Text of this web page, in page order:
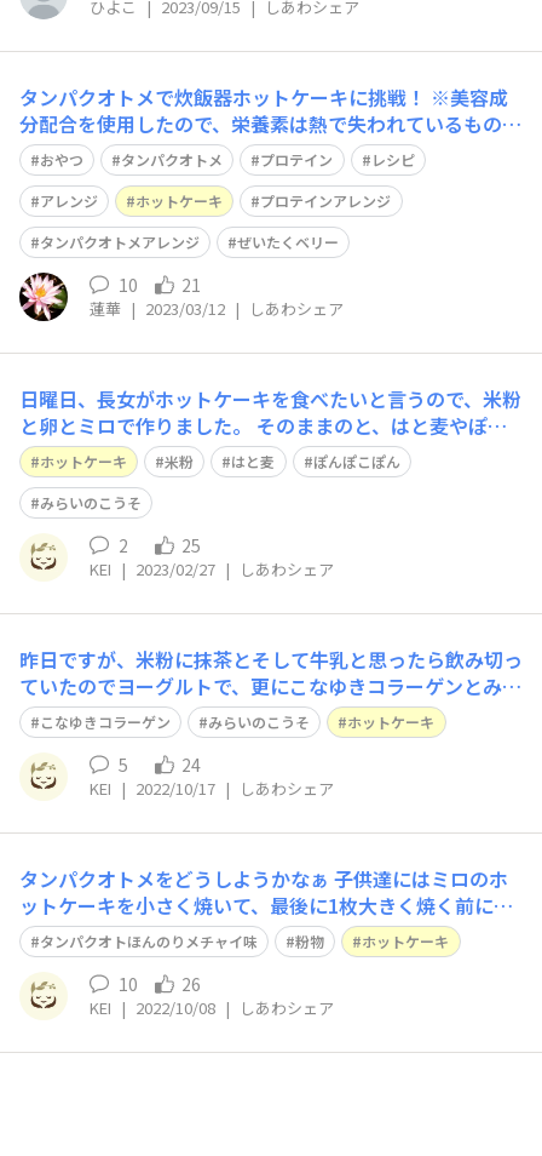
ひよこ | 2023/09/15 | しあわシェア
タンパクオトメで炊飯器ホットケーキに挑戦！ ※美容成
分配合を使用したので、栄養素は熱で失われているものも
ありますので参考にはならないかも 材料（3合炊き） ☆
ホットケーキ ・タンパクオトメ 15g （今回はぜいたく
ベリー使用） ・ホットケーキミックス 150g ・牛乳 10
0ml ・卵 1個
おやつ タンパクオトメ プロテイン
レシピ
アレンジ
ホットケーキ
プロテインアレンジ
タンパクオトメアレンジ
ぜいたくベリー
10 21
蓮華 | 2023/03/12 | しあわシェア
日曜日、長女がホットケーキを食べたいと言うので、米粉
と卵とミロで作りました。 そのままのと、はと麦やぽん
ぽこぽんとドライフルーツミックスを入れたの、最後はみ
らいのこうそも投入しました。 具を入れたのは子供達に
は不評でしたが、美味しかったです!
ホットケーキ 米粉 はと麦
ぽんぽこぽん
みらいのこうそ
2 25
KEI | 2023/02/27 | しあわシェア
昨日ですが、米粉に抹茶とそして牛乳と思ったら飲み切っ
ていたのでヨーグルトで、更にこなゆきコラーゲンとみら
いのこうそを入れてホットケーキを作りました。 2回目を
焼くときは生地に剥いた栗を混ぜてみました。 皆で美味
しく頂けました。
こなゆきコラーゲン みらいのこうそ ホットケーキ
5 24
KEI | 2022/10/17 | しあわシェア
タンパクオトメをどうしようかなぁ 子供達にはミロのホ
ットケーキを小さく焼いて、最後に1枚大きく焼く前に、
タンパクオトメを混ぜました。これから粉物を使う時に、
入れたいと思います。
タンパクオトほんのりメチャイ味 粉物 ホットケーキ
10 26
KEI | 2022/10/08 | しあわシェア